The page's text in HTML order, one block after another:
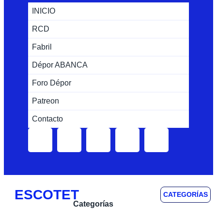
INICIO
RCD
Fabril
Dépor ABANCA
Foro Dépor
Patreon
Contacto
ESCOTET
Categorías
CATEGORÍAS